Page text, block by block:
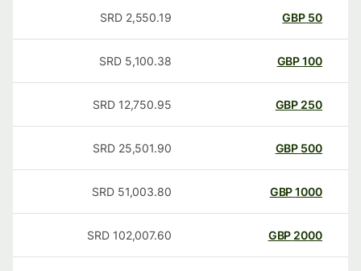
50
GBP
2,550.19
SRD
100
GBP
5,100.38
SRD
250
GBP
12,750.95
SRD
500
GBP
25,501.90
SRD
1000
GBP
51,003.80
SRD
2000
GBP
102,007.60
SRD